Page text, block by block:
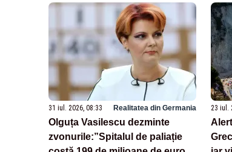
31 iul. 2026, 08:33 Realitatea din Germania
Olguța Vasilescu dezminte
zvonurile:”Spitalul de paliație
23 iul.